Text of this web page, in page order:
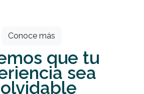
Conoce más
que tu
sea